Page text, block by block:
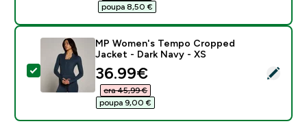
poupa 8,50 €‎
Select this product - MP Women's Tempo Cropped
MP Women's Tempo Cropped
Jacket - Dark Navy - XS
discounted price
36.99€‎
era 45,99 €‎
poupa 9,00 €‎